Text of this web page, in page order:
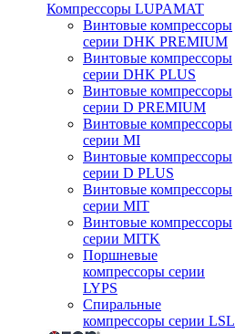
Компрессоры LUPAMAT
Винтовые компрессоры
серии DHK PREMIUM
Винтовые компрессоры
серии DHK PLUS
Винтовые компрессоры
серии D PREMIUM
Винтовые компрессоры
серии MI
Винтовые компрессоры
серии D PLUS
Винтовые компрессоры
серии MIT
Винтовые компрессоры
серии MITK
Поршневые
компрессоры серии
LYPS
Спиральные
компрессоры серии LSL